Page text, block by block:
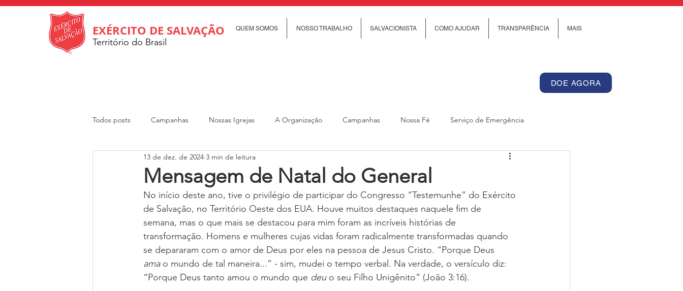
EXÉRCITO DE SALVAÇÃO
Território do Brasil
QUEM SOMOS NOSSO TRABALHO SALVACIONISTA COMO AJUDAR TRANSPARÊNCIA MAIS
DOE AGORA
Todos posts Campanhas Nossas Igrejas A Organização Campanhas Nossa Fé Serviço de Emergência
Internacional Departamento Social Internacional
Revista Rumo DOAR Crianças e jovens Ministério de Cuidado Comunitário Ministérios de Cuidado Comunitário
Líderes Nacionais 160 Anos Música Salvashopping Candidatos Nossas Igrejas
Colégio de Cadetes Grupos Musicais Programas Pessoal
Mensagem de Natal do General
13 de dez. de 2024 3 min de leitura
No início deste ano, tive o privilégio de participar do Congresso “Testemunhe” do Exército
de Salvação, no Território Oeste dos EUA. Houve muitos destaques naquele fim de
semana, mas o que mais se destacou para mim foram as incríveis histórias de
transformação. Homens e mulheres cujas vidas foram radicalmente transformadas quando
se depararam com o amor de Deus por eles na pessoa de Jesus Cristo. “Porque Deus
ama o mundo de tal maneira...” - sim, mudei o tempo verbal. Na verdade, o versículo diz:
“Porque Deus tanto amou o mundo que deu o seu Filho Unigênito” (João 3:16).